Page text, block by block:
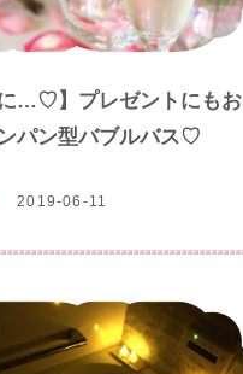
に…♡】プレゼントにもお
パン型バブルバス♡
2019-06-11